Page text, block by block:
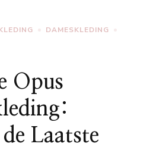
DAMESKLEDING
Opus
Laatste